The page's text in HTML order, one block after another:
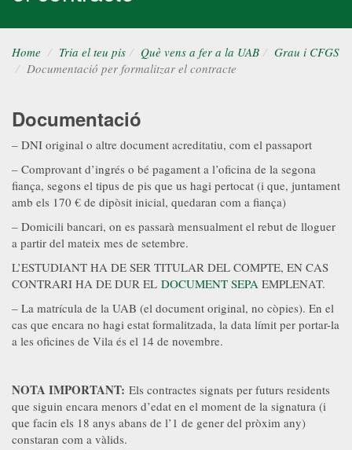
Home Tria el teu pis Què vens a fer a la UAB
Grau i CFGS
Documentació per formalitzar el contracte
Documentació
– DNI original o altre document acreditatiu, com el passaport
– Comprovant d’ingrés o bé pagament a l’oficina de la segona
fiança, segons el tipus de pis que us hagi pertocat (i que, juntament
amb els 170 € de dipòsit inicial, quedaran com a fiança)
– Domicili bancari, on es passarà mensualment el rebut de lloguer
a partir del mateix mes de setembre.
L’ESTUDIANT HA DE SER TITULAR DEL COMPTE, EN CAS
CONTRARI HA DE DUR EL DOCUMENT SEPA EMPLENAT.
– La matrícula de la UAB (el document original, no còpies). En el
cas que encara no hagi estat formalitzada, la data límit per portar-la
a les oficines de Vila és el 14 de novembre.
NOTA IMPORTANT: Els contractes signats per futurs residents
que siguin encara menors d’edat en el moment de la signatura (i
que facin els 18 anys abans de l’1 de gener del pròxim any)
constaran com a vàlids.